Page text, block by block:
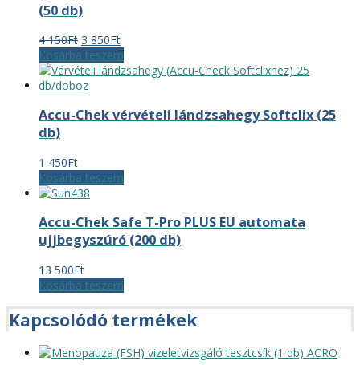
(50 db)
4 150Ft Original
price
was:
4
3 850FtCurrent
price
is:
Kosárba teszem
Accu-Chek vérvételi lándzsahegy Softclix (25
db)
1 450Ft
Kosárba teszem
Accu-Chek Safe T-Pro PLUS EU automata
ujjbegyszúró (200 db)
13 500Ft
Kosárba teszem
Kapcsolódó termékek